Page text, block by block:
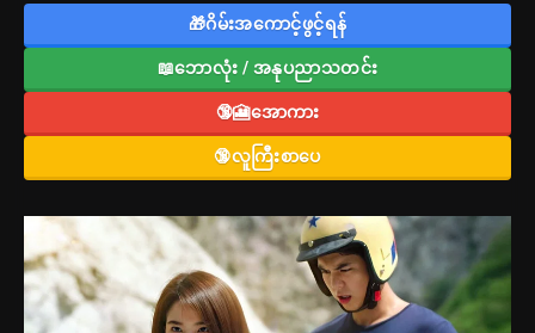
🎁ဂိမ်းအကောင့်ဖွင့်ရန်
📖ဘောလုံး / အနုပညာသတင်း
🔞🎦အောကား
🔞လူကြီးစာပေ